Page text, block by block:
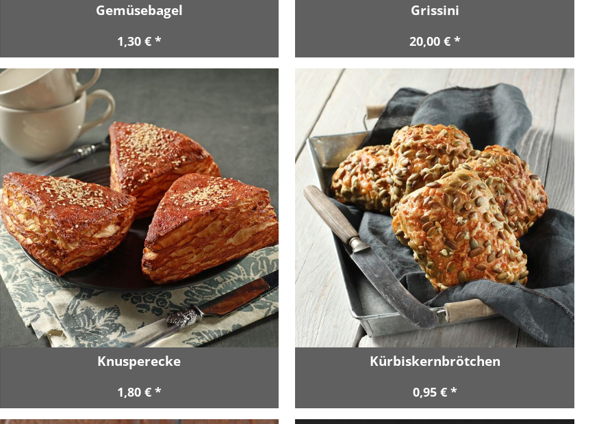
Gemüsebagel
1,30 € *
Grissini
20,00 € *
Knusperecke
1,80 € *
Kürbiskernbrötchen
0,95 € *